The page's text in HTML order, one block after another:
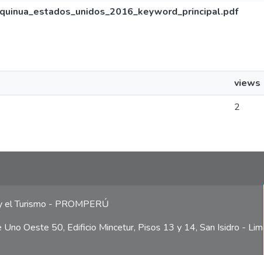
views
2
el Turismo - PROMPERÚ
Oeste 50, Edificio Mincetur, Pisos 13 y 14, San Isidro - Lima